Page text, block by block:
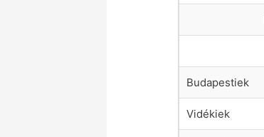
Budapestiek
Vidékiek